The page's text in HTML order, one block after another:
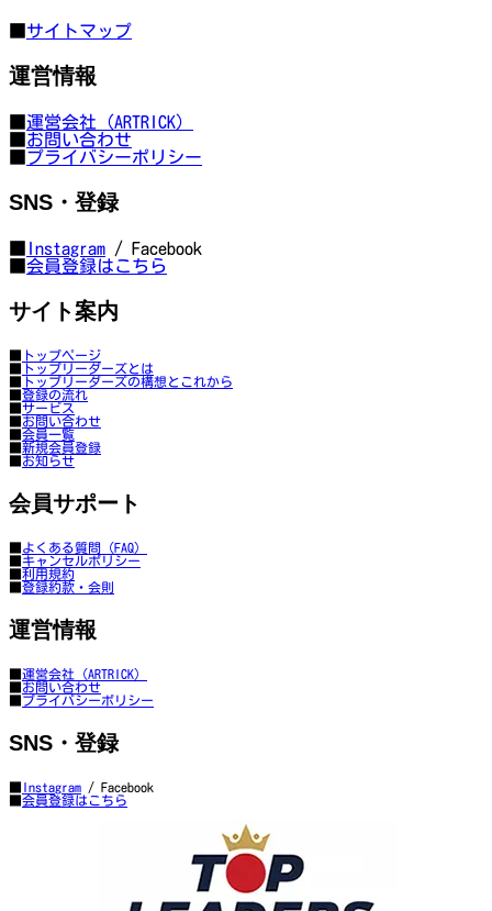
サイトマップ
運営情報
運営会社（ARTRICK）
お問い合わせ
プライバシーポリシー
SNS・登録
Instagram / Facebook
会員登録はこちら
サイト案内
■ トップページ
■ トップリーダーズとは
■ トップリーダーズの構想とこれから
■登録の流れ
■サービス
■お問い合わせ
■会員一覧
■新規会員登録
■お知らせ
会員サポート
■よくある質問（FAQ）
■キャンセルポリシー
■利用規約
■登録約款・会則
運営情報
■運営会社（ARTRICK）
■お問い合わせ
■プライバシーポリシー
SNS・登録
■ Instagram / Facebook
■会員登録はこちら